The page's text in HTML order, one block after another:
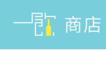
首頁